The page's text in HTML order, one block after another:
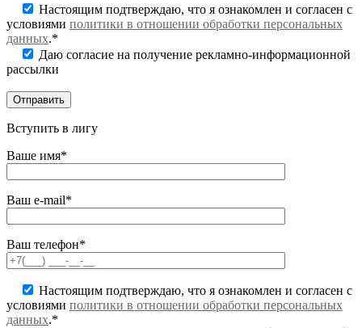
Настоящим подтверждаю, что я ознакомлен и согласен с
условиями политики в отношении обработки персональных
данных.*
Даю согласие на получение рекламно-информационной
рассылки
Вступить в лигу
Ваше имя*
Ваш e-mail*
Ваш телефон*
Настоящим подтверждаю, что я ознакомлен и согласен с
условиями политики в отношении обработки персональных
данных.*